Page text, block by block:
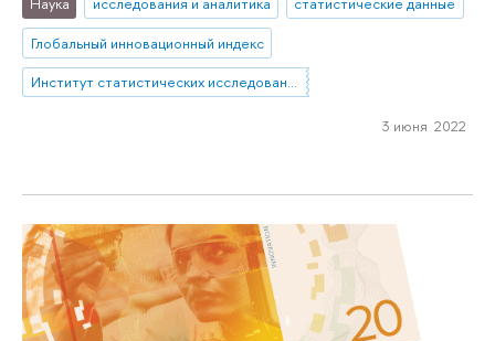
Глобальный инновационный индекс
Институт статистических исследований и экономики знаний
3 июня 2022